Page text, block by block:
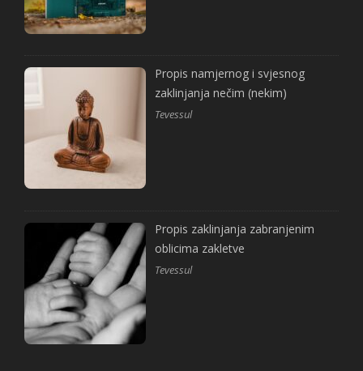
Propis namjernog i svjesnog
zaklinjanja nečim (nekim)
Tevessul
Propis zaklinjanja zabranjenim
oblicima zakletve
Tevessul